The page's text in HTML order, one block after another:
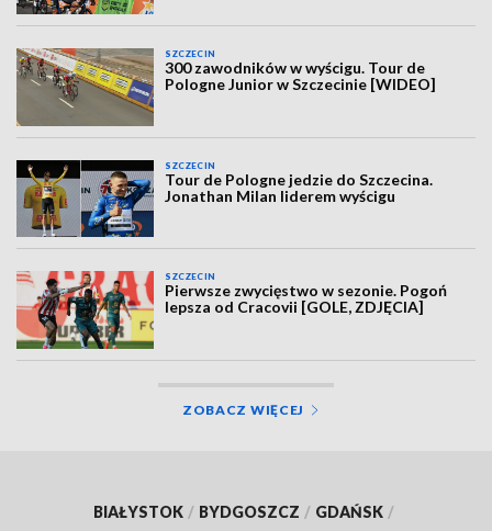
SZCZECIN
300 zawodników w wyścigu. Tour de
Pologne Junior w Szczecinie [WIDEO]
SZCZECIN
Tour de Pologne jedzie do Szczecina.
Jonathan Milan liderem wyścigu
SZCZECIN
Pierwsze zwycięstwo w sezonie. Pogoń
lepsza od Cracovii [GOLE, ZDJĘCIA]
ZOBACZ WIĘCEJ
BIAŁYSTOK / BYDGOSZCZ / GDAŃSK /